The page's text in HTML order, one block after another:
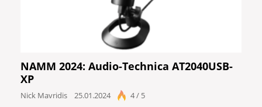
NAMM 2024: Audio-Technica AT2040USB-
XP
Nick Mavridis 25.01.2024 4 / 5